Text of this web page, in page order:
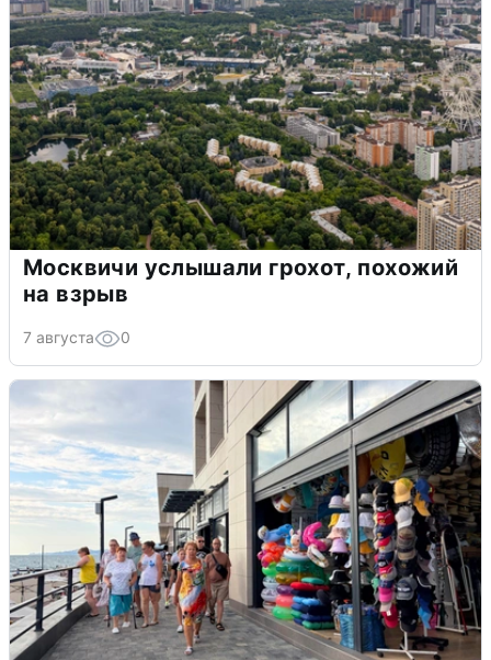
Москвичи услышали грохот, похожий
на взрыв
7 августа 0